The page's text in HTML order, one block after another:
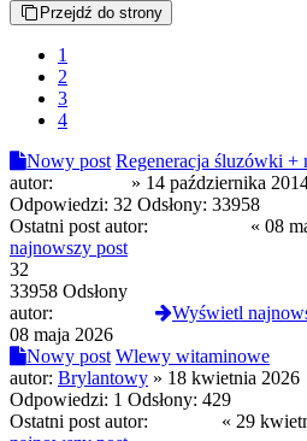
Przejdź do strony
1
2
3
4
Nowy post Regeneracja śluzówki +
autor:
» 14 października
Odpowiedzi: 32 Odsłony: 33958
Ostatni post autor:
« 08
najnowszy post
32
33958 Odsłony
autor:
Wyświetl
08 maja 2026
Nowy post Wlewy witaminowe
autor: Brylantowy » 18 kwietnia 2026
Odpowiedzi: 1 Odsłony: 429
Ostatni post autor:
« 29